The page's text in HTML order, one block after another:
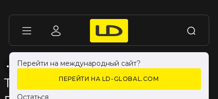
Перейти на международный сайт?
ПЕРЕЙТИ НА LD-GLOBAL.COM
Остаться
ТРОЙНИК ВР-ВР-ВР БЕЗ ПОКРЫТИЯ
ТРОЙНИК LD PRIDE
ТРОЙНИК ВР-ВР-ВР БЕЗ ПОКРЫТИЯ